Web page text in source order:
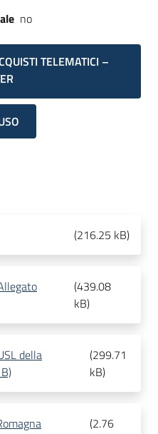
no
TELEMATICI –
(216.25 kB)
(439.08
kB)
della
(299.71
kB)
(2.76